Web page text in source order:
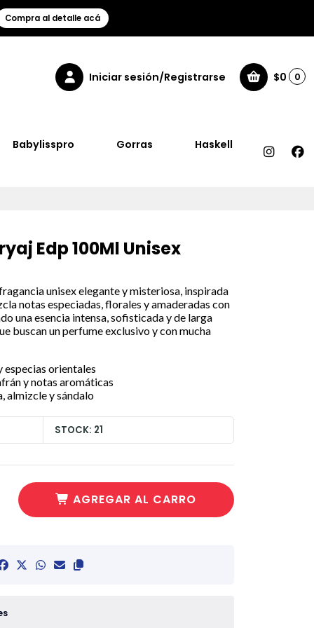
Compra al detalle acá
Iniciar sesión/Registrarse $0 0
Babylisspro Gorras Haskell
Edp 100Ml Unisex
unisex elegante y misteriosa, inspirada
notas especiadas, florales y amaderadas con
una esencia intensa, sofisticada y de larga
buscan un perfume exclusivo y con mucha
especias orientales
y notas aromáticas
almizcle y sándalo
STOCK: 21
AGREGAR AL CARRO